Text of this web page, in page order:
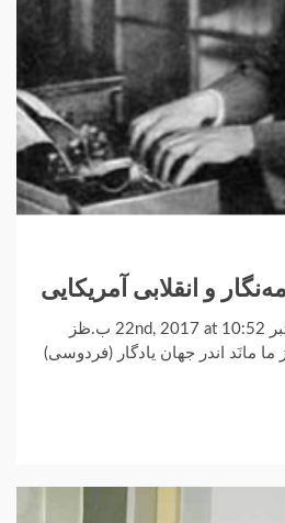
و انقلابی آمریکایی
Recently updated on اکتبر 22nd, 2017 at 10:52 ب.ظز
ما مانَد اندر جهان یادگار (فردوسی)